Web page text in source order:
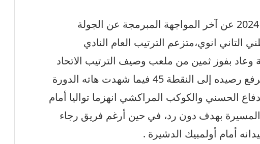
أسدل الستار هذا اليوم 21اأبريل 2024 عن آخر المواجهة المبرمجة عن الجولة
التاني انوي،متزعم الترتيب العام النادي
بفوز ثمين من ملعب وصيف الترتيب الاتحاد
الإسلامي الوجدي بهدف نظيف ليرفع رصيده إلى النقطة 45 فيما شهدت هاته الدورة
الحسني والكوكب المراكشي انهزما تواليا أمام
بهدف دون رد، في حين أرغم فريق رجاء
أمام أولمبيك الدشيرة .